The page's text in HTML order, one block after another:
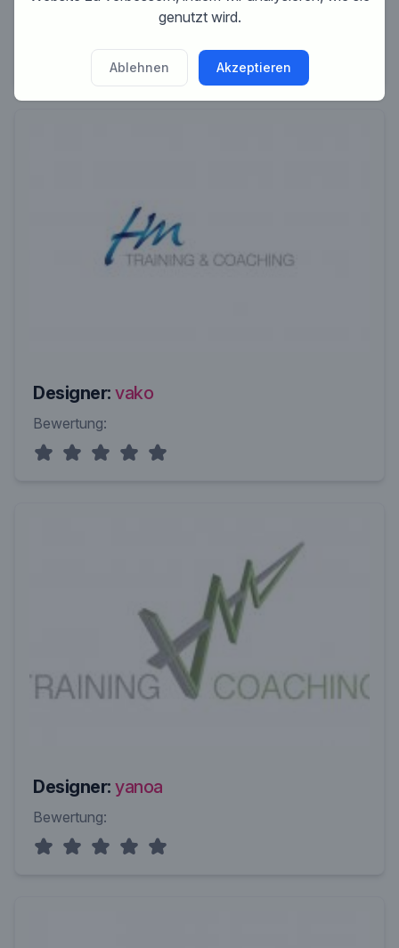
Designer: vako
Bewertung:
Designer: yanoa
Bewertung:
genutzt wird.
Ablehnen Akzeptieren